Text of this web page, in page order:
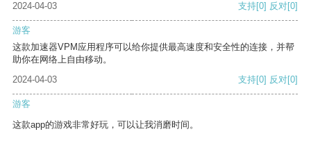
2024-04-03 支持[0] 反对[0]
游客
这款加速器VPM应用程序可以给你提供最高速度和安全性的连接，并帮
助你在网络上自由移动。
2024-04-03
支持[0] 反对[0]
游客
这款app的游戏非常好玩，可以让我消磨时间。